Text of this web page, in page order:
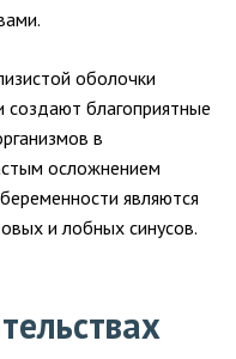
оболочки
создают благоприятные
в
осложнением
являются
и лобных синусов.